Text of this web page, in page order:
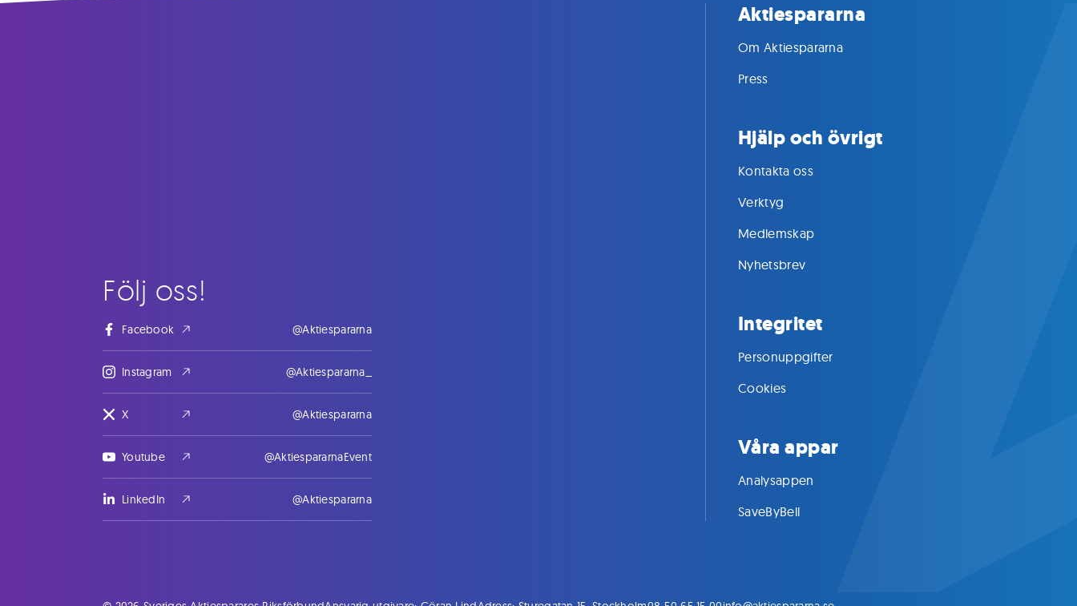
Följ oss!
Facebook @Aktiespararna
Instagram @Aktiespararna_
X @Aktiespararna
Youtube @AktiespararnaEvent
LinkedIn @Aktiespararna
Aktiespararna
Om Aktiespararna
Press
Hjälp och övrigt
Kontakta oss
Verktyg
Medlemskap
Nyhetsbrev
Integritet
Personuppgifter
Cookies
Våra appar
Analysappen
SaveByBell